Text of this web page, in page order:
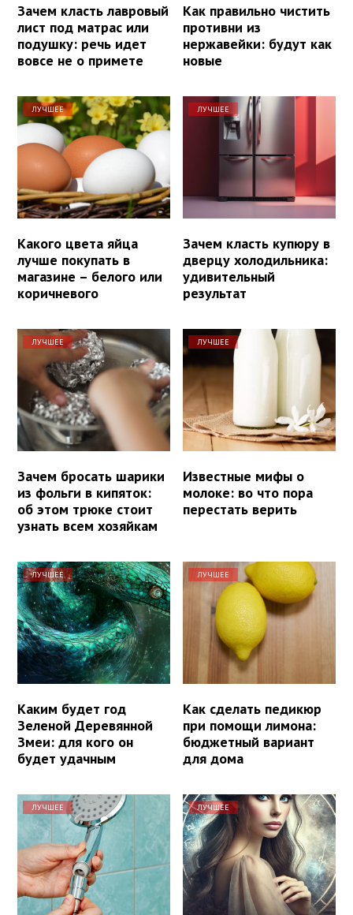
Зачем класть лавровый
лист под матрас или
подушку: речь идет
вовсе не о примете
Как правильно чистить
противни из
нержавейки: будут как
новые
ЛУЧШЕЕ
Какого цвета яйца
лучше покупать в
магазине – белого или
коричневого
ЛУЧШЕЕ
Зачем класть купюру в
дверцу холодильника:
удивительный
результат
ЛУЧШЕЕ
Зачем бросать шарики
из фольги в кипяток:
об этом трюке стоит
узнать всем хозяйкам
ЛУЧШЕЕ
Известные мифы о
молоке: во что пора
перестать верить
ЛУЧШЕЕ
Каким будет год
Зеленой Деревянной
Змеи: для кого он
будет удачным
ЛУЧШЕЕ
Как сделать педикюр
при помощи лимона:
бюджетный вариант
для дома
ЛУЧШЕЕ ЛУЧШЕЕ